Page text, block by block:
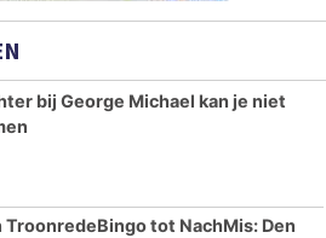
bij George Michael kan je niet
TroonredeBingo tot NachMis: Den